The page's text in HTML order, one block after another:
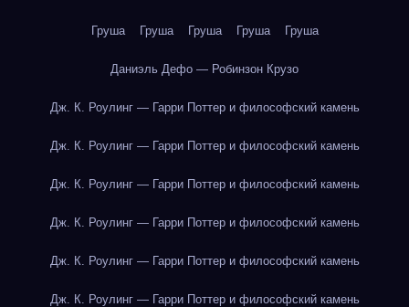
Груша Груша Груша Груша Груша
Даниэль Дефо — Робинзон Крузо
Дж. К. Роулинг — Гарри Поттер и философский камень
Дж. К. Роулинг — Гарри Поттер и философский камень
Дж. К. Роулинг — Гарри Поттер и философский камень
Дж. К. Роулинг — Гарри Поттер и философский камень
Дж. К. Роулинг — Гарри Поттер и философский камень
Дж. К. Роулинг — Гарри Поттер и философский камень